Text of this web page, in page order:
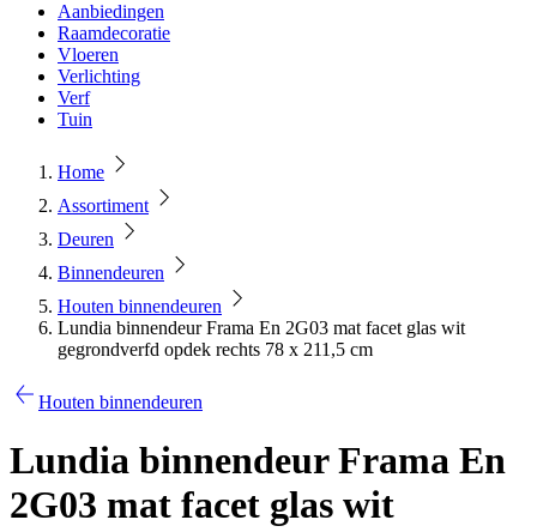
Aanbiedingen
Raamdecoratie
Vloeren
Verlichting
Verf
Tuin
Home
Assortiment
Deuren
Binnendeuren
Houten binnendeuren
Lundia binnendeur Frama En 2G03 mat facet glas wit
gegrondverfd opdek rechts 78 x 211,5 cm
Houten binnendeuren
Lundia binnendeur Frama En
2G03 mat facet glas wit